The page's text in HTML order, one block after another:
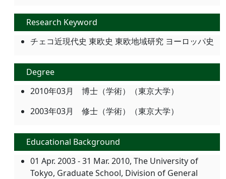
Research Keyword
チェコ近現代史 東欧史 東欧地域研究 ヨーロッパ史
Degree
2010年03月 博士（学術）（東京大学）
2003年03月 修士（学術）（東京大学）
Educational Background
01 Apr. 2003 - 31 Mar. 2010, The University of
Tokyo, Graduate School, Division of General